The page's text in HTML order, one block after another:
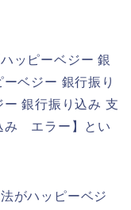
ッピーベジー 銀
ベジー 銀行振り
銀行振り込み 支
み エラー】とい
がハッピーベジ